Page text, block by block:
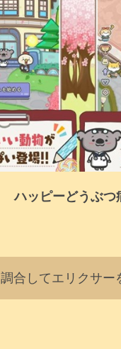
ハッピーどうぶつ
調合してエリクサー